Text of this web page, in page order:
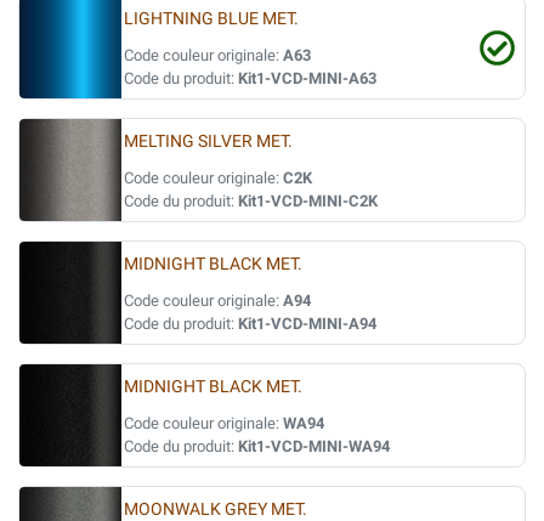
LIGHTNING BLUE MET.
Code couleur originale: A63
Code du produit: Kit1-VCD-MINI-A63
MELTING SILVER MET.
Code couleur originale: C2K
Code du produit: Kit1-VCD-MINI-C2K
MIDNIGHT BLACK MET.
Code couleur originale: A94
Code du produit: Kit1-VCD-MINI-A94
MIDNIGHT BLACK MET.
Code couleur originale: WA94
Code du produit: Kit1-VCD-MINI-WA94
MOONWALK GREY MET.